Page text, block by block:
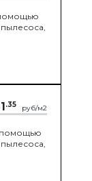
.35 руб/м2
помощью